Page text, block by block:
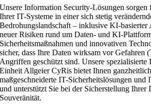
Unsere Information Security-Lösungen sorgen
Ihrer IT-Systeme in einer sich stetig
Bedrohungslandschaft – inklusive KI-basierter
neuer Risiken rund um Daten- und KI-
Sicherheitsmaßnahmen und innovativen
sicher, dass Ihre Daten wirksam vor Gefahren
Angriffen geschützt sind. Unsere spezialisierte
Einheit Allgeier CyRis bietet Ihnen
maßgeschneiderte IT-Sicherheitslösungen und
und unterstützt Sie bei der Sicherstellung Ihrer
Souveränität.